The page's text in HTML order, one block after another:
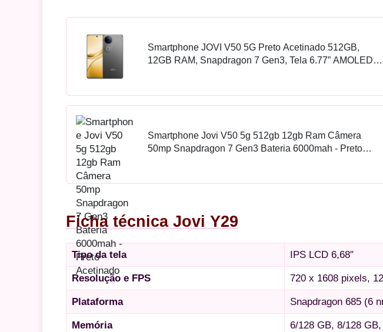
Smartphone JOVI V50 5G Preto Acetinado 512GB,
12GB RAM, Snapdragon 7 Gen3, Tela 6.77” AMOLED
Smartphone Jovi V50 5g 512gb 12gb Ram Câmera
50mp Snapdragon 7 Gen3 Bateria 6000mah - Preto
Ficha técnica Jovi Y29
Tipo da tela IPS LCD 6,68″
Resolução e FPS 720 x 1608 pixels,
Plataforma Snapdragon 685 (6
Memória 6/128 GB, 8/128